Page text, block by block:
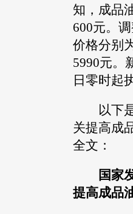
知，成品
600元。
价格分别
5990元。
日零时起
以下是
关提高成
全文：
国家
提高成品